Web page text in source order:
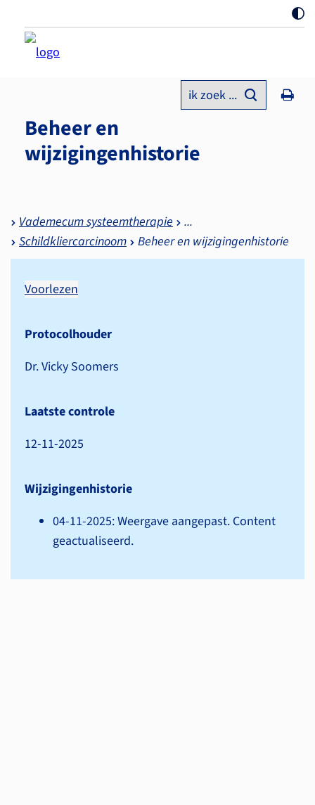
ik zoek ...
Beheer en
wijzigingenhistorie
Vademecum systeemtherapie
Schildkliercarcinoom
Beheer en wijzigingenhistorie
Voorlezen
Protocolhouder
Dr. Vicky Soomers
Laatste controle
12-11-2025
Wijzigingenhistorie
04-11-2025: Weergave aangepast. Content
geactualiseerd.